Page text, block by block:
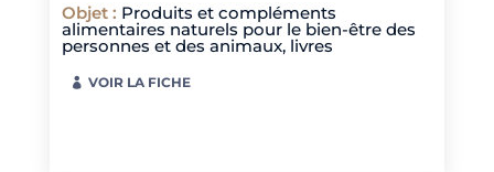
Objet : Produits et compléments
alimentaires naturels pour le bien-être des
personnes et des animaux, livres
VOIR LA FICHE